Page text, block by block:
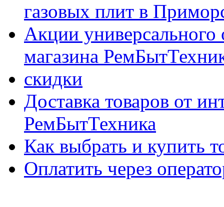
газовых плит в
Акции универсального
магазина
скидки
Доставка товаров от
РемБытТехника
Как выбрать и купить
Оплатить через